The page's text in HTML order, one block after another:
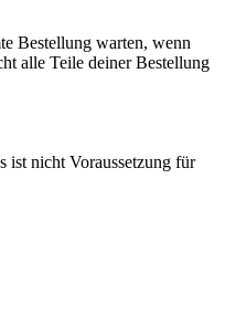
Bestellung warten, wenn
alle Teile deiner Bestellung
ist nicht Voraussetzung für